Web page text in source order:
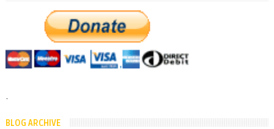
-
BLOG ARCHIVE